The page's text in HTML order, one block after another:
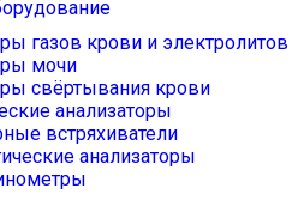
газов крови и электролитов
мочи
свёртывания крови
анализаторы
встряхиватели
анализаторы